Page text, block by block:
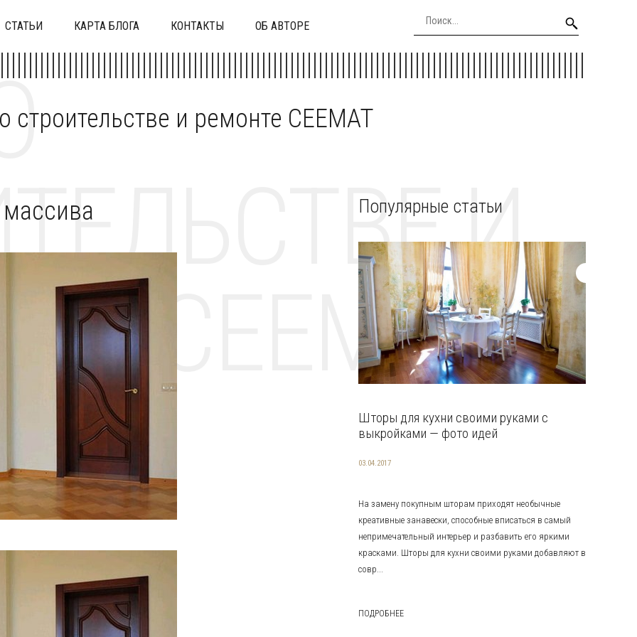
СТАТЬИ КАРТА БЛОГА КОНТАКТЫ ОБ АВТОРЕ
строительстве и ремонте CEEMAT
И
CEEMAT
Популярные статьи
Шторы для кухни своими руками с
выкройками — фото идей
03.04.2017
На замену покупным шторам приходят необычные
креативные занавески, способные вписаться в самый
непримечательный интерьер и разбавить его яркими
красками. Шторы для кухни своими руками добавляют в
совр...
ПОДРОБНЕЕ